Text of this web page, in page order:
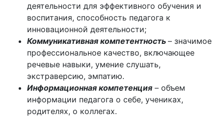
деятельности для эффективного обучения и
воспитания, способность педагога к
инновационной деятельности;
Коммуникативная компетентность – значимое
профессиональное качество, включающее
речевые навыки, умение слушать,
экстраверсию, эмпатию.
Информационная компетенция – объем
информации педагога о себе, учениках,
родителях, о коллегах.